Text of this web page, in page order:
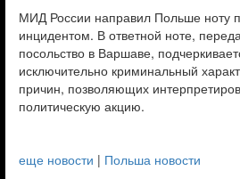
МИД России направил Польше ноту
инцидентом. В ответной ноте,
посольство в Варшаве,
исключительно криминальный
причин, позволяющих
политическую акцию.
еще новости | Польша новости